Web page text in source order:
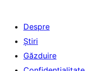
Despre
Știri
Găzduire